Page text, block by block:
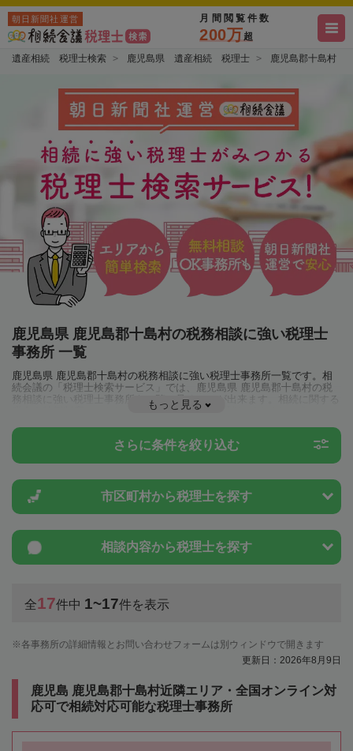
朝日新聞社運営 月間閲覧件数
200万超
遺産相続 税理士検索 鹿児島県 遺産相続 税理士 鹿児島郡十島村
鹿児島県 鹿児島郡十島村の税務相談に強い税理士
事務所 一覧
鹿児島県 鹿児島郡十島村の税務相談に強い税理士事務所一覧です。相
続会議の「税理士検索サービス」では、鹿児島県 鹿児島郡十島村の税
務相談に強い税理士事務所を一覧で見ることが出来ます。相続に関する
税金や特例制度のことは一度近隣の税理士に相談してみましょう。
もっと見る
さらに条件を絞り込む
市区町村から税理士を探す
相談内容から税理士を探す
全17件中 1~17件を表示
各事務所の詳細情報とお問い合わせフォームは別ウィンドウで開きます
更新日：2026年8月9日
鹿児島 鹿児島郡十島村近隣エリア・全国オンライン対
応可で相続対応可能な税理士事務所